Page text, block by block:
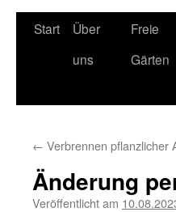
Start
Über
uns
Freie
Gärten
← Verbrennen pflanzlicher
Änderung
Veröffentlicht am